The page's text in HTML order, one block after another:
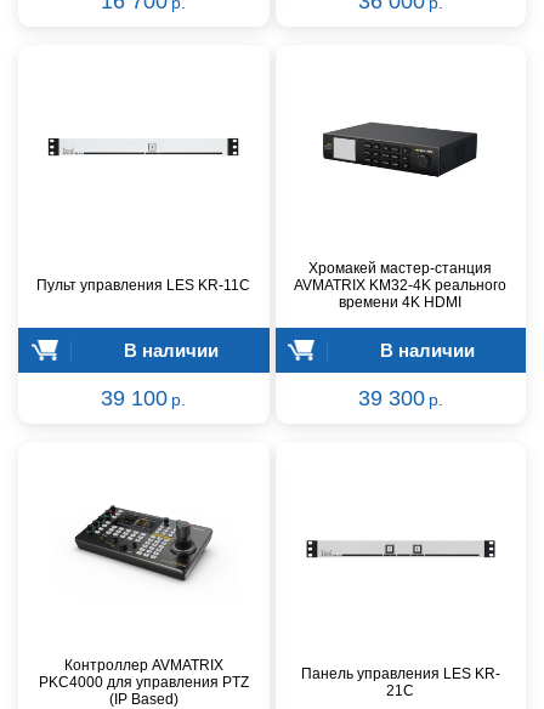
Пульт управления LES KR-11C
В наличии
39 100 р.
Хромакей мастер-станция
AVMATRIX KM32-4K реального
времени 4K HDMI
В наличии
39 300 р.
Контроллер AVMATRIX
PKC4000 для управления PTZ
(IP Based)
Панель управления LES KR-
21C